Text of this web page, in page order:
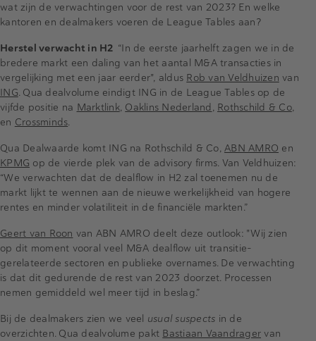
wat zijn de verwachtingen voor de rest van 2023? En welke
kantoren en dealmakers voeren de League Tables aan?
Herstel verwacht in H2 “In de eerste jaarhelft zagen we in de
bredere markt een daling van het aantal M&A transacties in
vergelijking met een jaar eerder", aldus Rob van Veldhuizen van
ING. Qua dealvolume eindigt ING in de League Tables op de
vijfde positie na Marktlink, Oaklins Nederland , Rothschild & Co,
en Crossminds.
Qua Dealwaarde komt ING na Rothschild & Co, ABN AMRO en
KPMG op de vierde plek van de advisory firms. Van Veldhuizen:
“We verwachten dat de dealflow in H2 zal toenemen nu de
markt lijkt te wennen aan de nieuwe werkelijkheid van hogere
rentes en minder volatiliteit in de financiële markten.”
Geert van Roon van ABN AMRO deelt deze outlook: "Wij zien
op dit moment vooral veel M&A dealflow uit transitie-
gerelateerde sectoren en publieke overnames. De verwachting
is dat dit gedurende de rest van 2023 doorzet. Processen
nemen gemiddeld wel meer tijd in beslag.”
Bij de dealmakers zien we veel usual suspects in de
overzichten. Qua dealvolume pakt Bastiaan Vaandrager van